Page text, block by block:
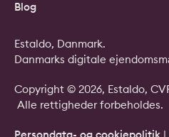
Blog
Copyright © 2026, Estaldo,
Alle rettigheder forbeholdes.
Persondata- og cookiepolitik |
Estaldo, Danmark.
Danmarks digitale